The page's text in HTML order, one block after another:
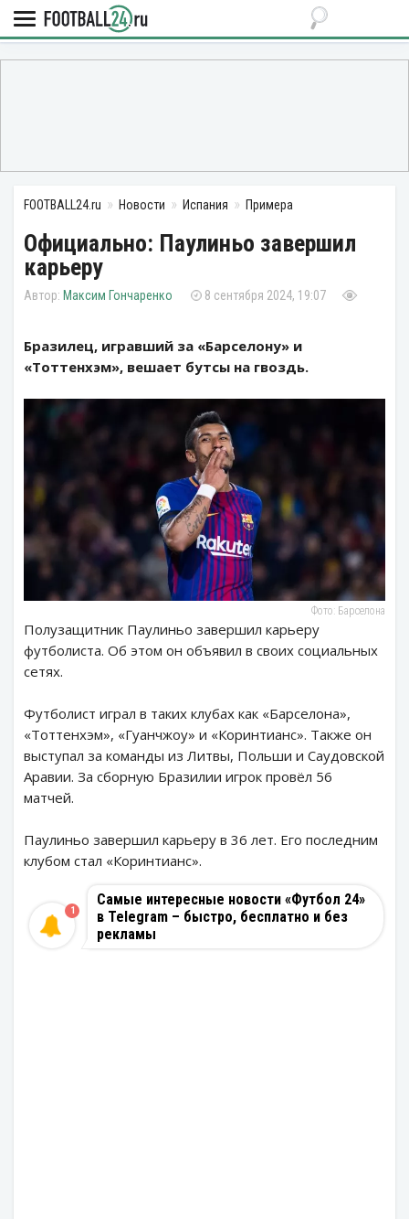
FOOTBALL24.ru Новости Испания Примера
Официально: Паулиньо завершил
карьеру
Максим Гончаренко 8 сентября 2024, 19:07
Бразилец, игравший за «Барселону» и
«Тоттенхэм», вешает бутсы на гвоздь.
Фото: Барселона
Полузащитник Паулиньо завершил карьеру
футболиста. Об этом он объявил в своих социальных
сетях.
Футболист играл в таких клубах как «Барселона»,
«Тоттенхэм», «Гуанчжоу» и «Коринтианс». Также он
выступал за команды из Литвы, Польши и Саудовской
Аравии. За сборную Бразилии игрок провёл 56
матчей.
Паулиньо завершил карьеру в 36 лет. Его последним
клубом стал «Коринтианс».
Самые интересные новости «Футбол 24»
в Telegram – быстро, бесплатно и без
рекламы
1